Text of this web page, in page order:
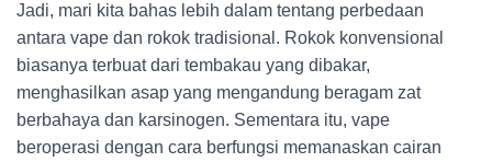
Jadi, mari kita bahas lebih dalam tentang perbedaan
antara vape dan rokok tradisional. Rokok konvensional
biasanya terbuat dari tembakau yang dibakar,
menghasilkan asap yang mengandung beragam zat
berbahaya dan karsinogen. Sementara itu, vape
beroperasi dengan cara berfungsi memanaskan cairan